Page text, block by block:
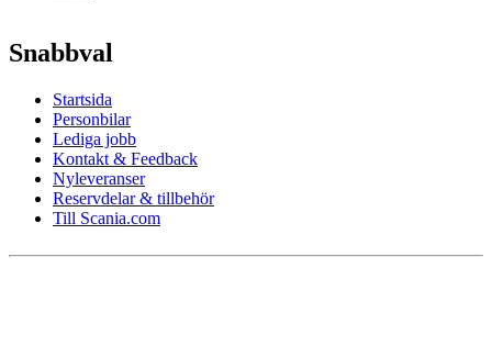
Snabbval
Startsida
Personbilar
Lediga jobb
Kontakt & Feedback
Nyleveranser
Reservdelar & tillbehör
Till Scania.com